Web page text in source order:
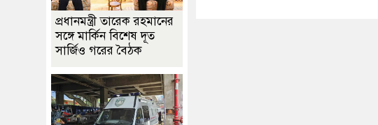
প্রধানমন্ত্রী তারেক রহমানের
সঙ্গে মার্কিন বিশেষ দূত
সার্জিও গরের বৈঠক